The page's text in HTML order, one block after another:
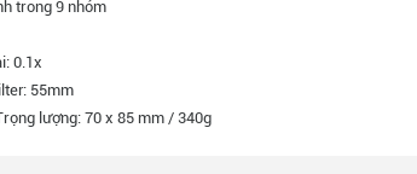
trong 9 nhóm
0.1x
55mm
lượng: 70 x 85 mm / 340g